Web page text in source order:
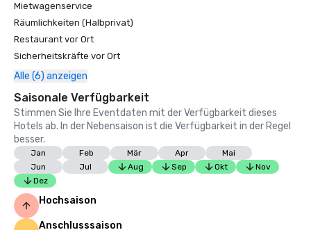
Mietwagenservice
Räumlichkeiten (Halbprivat)
Restaurant vor Ort
Sicherheitskräfte vor Ort
Alle (6) anzeigen
Saisonale Verfügbarkeit
Stimmen Sie Ihre Eventdaten mit der Verfügbarkeit dieses
Hotels ab. In der Nebensaison ist die Verfügbarkeit in der Regel
besser.
Jan Feb Mär Apr
Mai
Jun
Jul Aug Sep Okt
Nov
Dez
Hochsaison
Anschlusssaison